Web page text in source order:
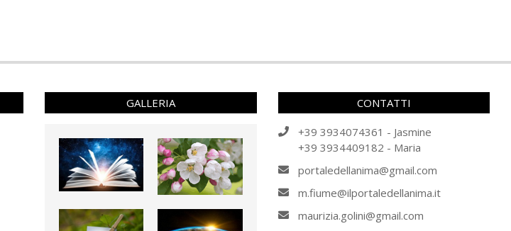
GALLERIA CONTATTI
+39 3934074361 - Jasmine
+39 3934409182 - Maria
portaledellanima@gmail.com
m.fiume@ilportaledellanima.it
maurizia.golini@gmail.com